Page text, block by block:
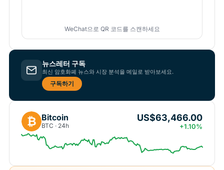
WeChat으로 QR 코드를 스캔하세요
뉴스레터 구독
최신 암호화폐 뉴스와 시장 분석을 메일로 받아보세요.
구독하기
₿ Bitcoin
BTC · 24h
US$63,466.00
+1.10%